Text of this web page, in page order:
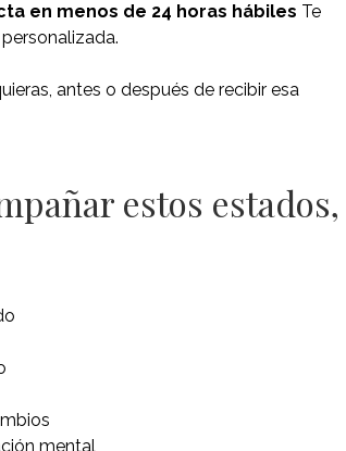
en menos de 24 horas hábiles Te
antes o después de recibir esa
estos estados,
mental